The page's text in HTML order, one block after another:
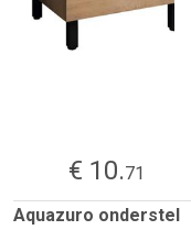
€ 10.71
Aquazuro onderstel